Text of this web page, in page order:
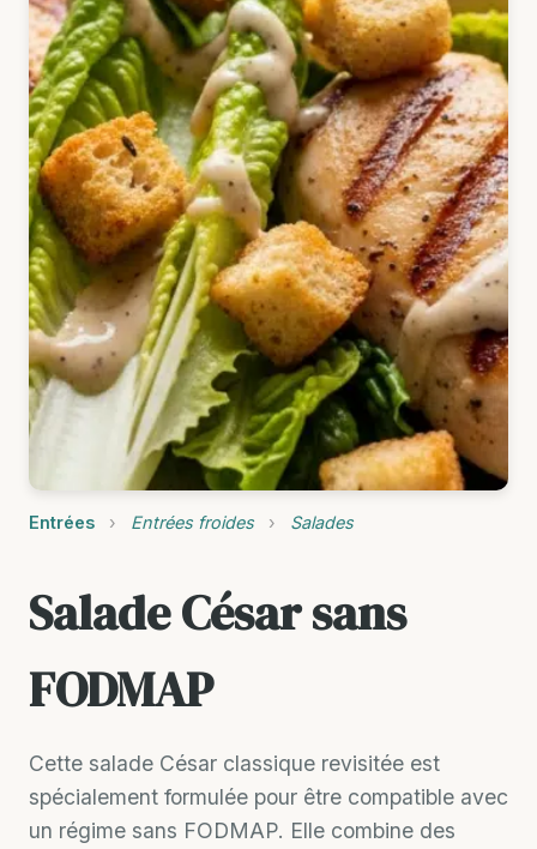
Entrées › Entrées froides › Salades
Salade César sans
FODMAP
Cette salade César classique revisitée est
spécialement formulée pour être compatible avec
un régime sans FODMAP. Elle combine des